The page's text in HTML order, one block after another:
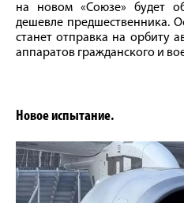
на новом «Союзе» будет
дешевле предшественника.
станет отправка на орбиту
аппаратов гражданского и
Новое испытание.